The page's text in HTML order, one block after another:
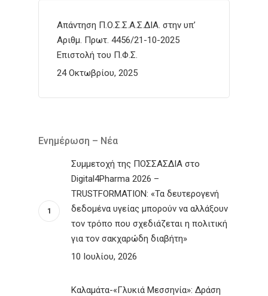
Απάντηση Π.Ο.Σ.Σ.Α.Σ.ΔΙΑ. στην υπ’
Αριθμ. Πρωτ. 4456/21-10-2025
Επιστολή του Π.Φ.Σ.
24 Οκτωβρίου, 2025
Ενημέρωση – Νέα
Συμμετοχή της ΠΟΣΣΑΣΔΙΑ στο
Digital4Pharma 2026 –
TRUSTFORMATION: «Τα δευτερογενή
δεδομένα υγείας μπορούν να αλλάξουν
τον τρόπο που σχεδιάζεται η πολιτική
για τον σακχαρώδη διαβήτη»
10 Ιουλίου, 2026
Καλαμάτα-«Γλυκιά Μεσσηνία»: Δράση